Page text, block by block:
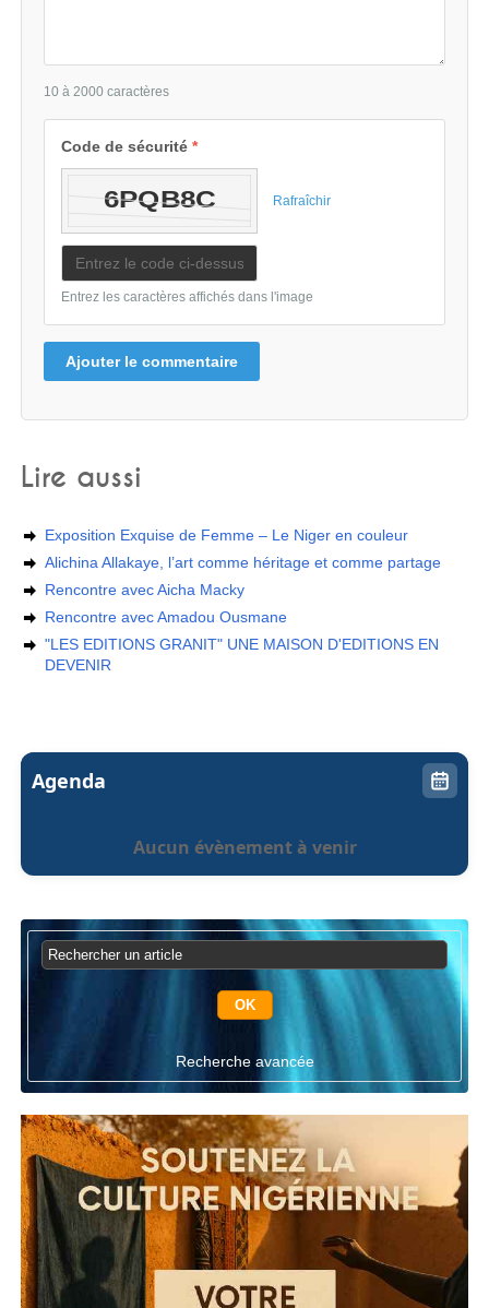
10 à 2000 caractères
Code de sécurité*
Rafraîchir
Entrez les caractères affichés dans l'image
Ajouter le commentaire
Lire aussi
Exposition Exquise de Femme – Le Niger en couleur
Alichina Allakaye, l’art comme héritage et comme partage
Rencontre avec Aicha Macky
Rencontre avec Amadou Ousmane
"LES EDITIONS GRANIT" UNE MAISON D'EDITIONS EN
DEVENIR
Agenda
Aucun évènement à venir
Recherche avancée